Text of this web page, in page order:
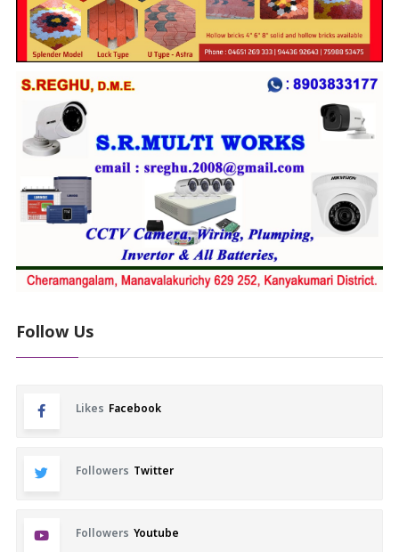
Follow Us
Likes Facebook
Followers Twitter
Followers Youtube